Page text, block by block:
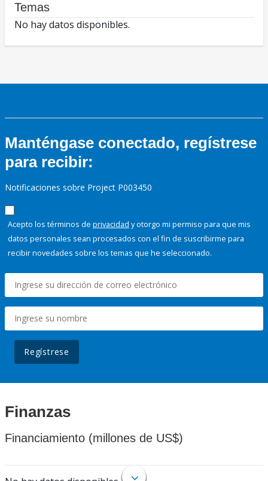
Temas
No hay datos disponibles.
Manténgase conectado, regístrese
para recibir:
Notificaciones sobre Project P003450
Acepto los términos de privacidad y otorgo mi permiso para que mis
datos personales sean procesados con el fin de suscribirme para
recibir novedades sobre los temas que he seleccionado.
Regístrese
Finanzas
Financiamiento (millones de US$)